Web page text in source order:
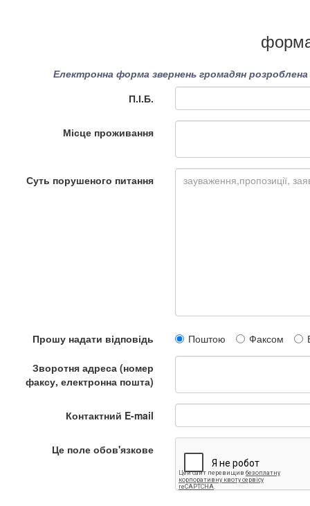
Електронна форма звернень громадян розроблена
П.І.Б.
Місце проживання
Суть порушеного питання
Прошу надати відповідь Поштою Факсом
Зворотня адреса (номер
факсу, електронна пошта)
Контактний E-mail
Це поле обов'язкове